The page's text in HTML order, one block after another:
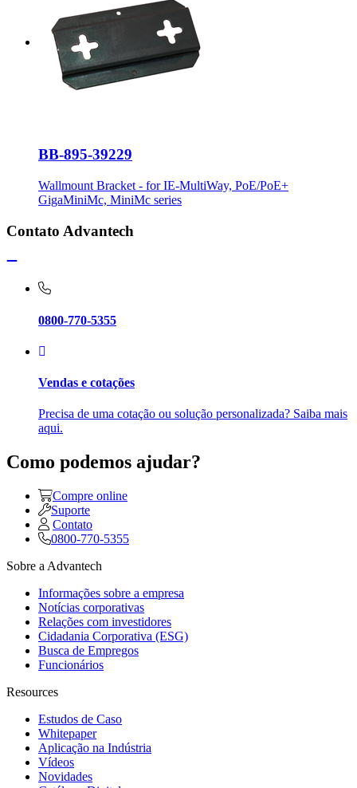
BB-895-39229
Wallmount Bracket - for IE-MultiWay, PoE/PoE+
GigaMiniMc, MiniMc series
Contato Advantech
0800-770-5355
Vendas e cotações
Precisa de uma cotação ou solução personalizada? Saiba mais
aqui.
Como podemos ajudar?
Compre online
Suporte
Contato
0800-770-5355
Sobre a Advantech
Informações sobre a empresa
Notícias corporativas
Relações com investidores
Cidadania Corporativa (ESG)
Busca de Empregos
Funcionários
Resources
Estudos de Caso
Whitepaper
Aplicação na Indústria
Vídeos
Novidades